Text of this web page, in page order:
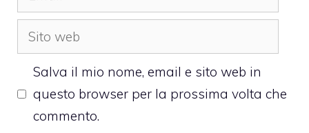
Sito
web
Salva il mio nome, email e sito web in
questo browser per la prossima volta che
commento.